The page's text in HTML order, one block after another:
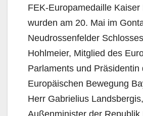
FEK-Europamedaille Kaiser
wurden am 20. Mai im
Neudrossenfelder
Hohlmeier, Mitglied des
Parlaments und Präsidentin
Europäischen Bewegung
Herr Gabrielius Landsbergis,